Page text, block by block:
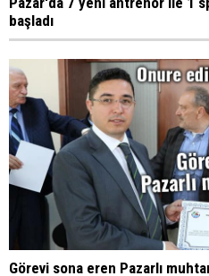
başladı
Görevi sona eren Pazarlı